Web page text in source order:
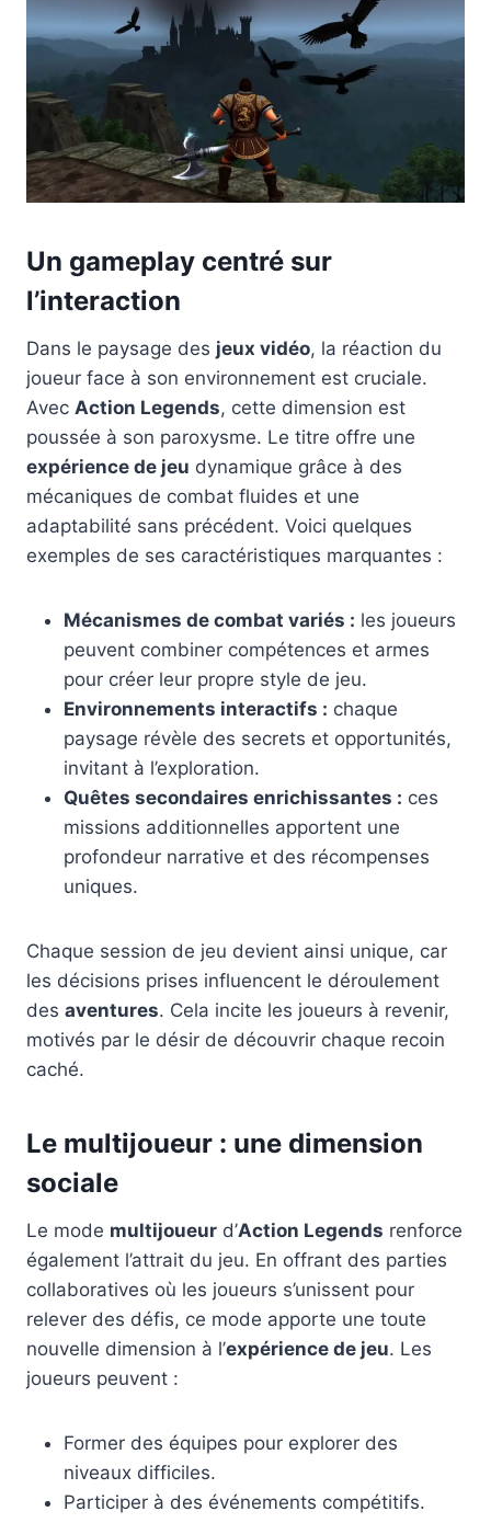
Un gameplay centré sur
l’interaction
Dans le paysage des jeux vidéo, la réaction du
joueur face à son environnement est cruciale.
Avec Action Legends, cette dimension est
poussée à son paroxysme. Le titre offre une
expérience de jeu dynamique grâce à des
mécaniques de combat fluides et une
adaptabilité sans précédent. Voici quelques
exemples de ses caractéristiques marquantes :
Mécanismes de combat variés : les joueurs
peuvent combiner compétences et armes
pour créer leur propre style de jeu.
Environnements interactifs : chaque
paysage révèle des secrets et opportunités,
invitant à l’exploration.
Quêtes secondaires enrichissantes : ces
missions additionnelles apportent une
profondeur narrative et des récompenses
uniques.
Chaque session de jeu devient ainsi unique, car
les décisions prises influencent le déroulement
des aventures. Cela incite les joueurs à revenir,
motivés par le désir de découvrir chaque recoin
caché.
Le multijoueur : une dimension
sociale
Le mode multijoueur d’Action Legends renforce
également l’attrait du jeu. En offrant des parties
collaboratives où les joueurs s’unissent pour
relever des défis, ce mode apporte une toute
nouvelle dimension à l’expérience de jeu. Les
joueurs peuvent :
Former des équipes pour explorer des
niveaux difficiles.
Participer à des événements compétitifs.